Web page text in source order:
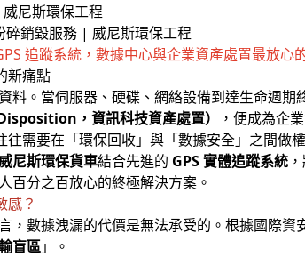
尼斯環保工程
銷毀服務 | 威尼斯環保工程
追蹤系統，數據中心與企業資產處置最放心
新痛點
料。當伺服器、硬碟、網絡設備到達生命週
，資訊科技資產處置）
，便成為企
需要在「環保回收」與「數據安全」之間做
威尼斯環保貨車結合先進的 GPS 實體追蹤系統
百分之百放心的終極解決方案。
感？
，數據洩漏的代價是無法承受的。根據國際
盲區」。